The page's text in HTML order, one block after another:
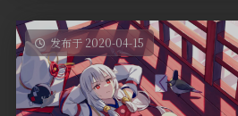
发布于 2020-04-15